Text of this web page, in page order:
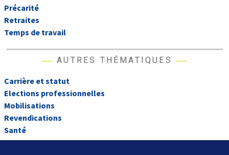
Précarité
Retraites
Temps de travail
AUTRES THÉMATIQUES
Carrière et statut
Elections professionnelles
Mobilisations
Revendications
Santé